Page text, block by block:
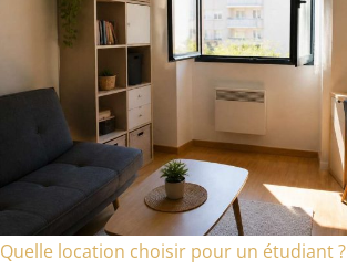
Quelle location choisir pour un étudiant ?